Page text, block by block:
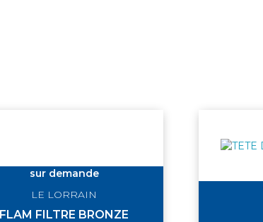
sur demande
LE LORRAIN
FLAM FILTRE BRONZE